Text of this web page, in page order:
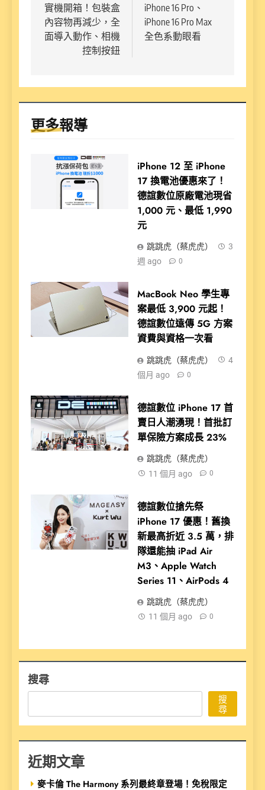
覽
實機開箱！包裝盒
內容物再減少，全
面導入動作、相機
控制按鈕
iPhone 16 Pro、
iPhone 16 Pro Max
全色系動眼看
更多報導
iPhone 12 至 iPhone
17 換電池優惠來了！
德誼數位原廠電池現省
1,000 元、最低 1,990
元
跳跳虎（蔡虎虎）
3
週 ago
0
MacBook Neo 學生專
案最低 3,900 元起！
德誼數位遠傳 5G 方案
資費與資格一次看
跳跳虎（蔡虎虎）
4
個月 ago
0
德誼數位 iPhone 17 首
賣日人潮湧現！首批訂
單保險方案成長 23%
跳跳虎（蔡虎虎）
11 個月 ago
0
德誼數位搶先祭
iPhone 17 優惠！舊換
新最高折近 3.5 萬，排
隊還能抽 iPad Air
M3、Apple Watch
Series 11、AirPods 4
跳跳虎（蔡虎虎）
11 個月 ago
0
搜尋
搜
尋
近期文章
麥卡倫 The Harmony 系列最終章登場！免稅限定